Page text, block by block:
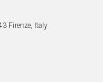
Firenze, Italy